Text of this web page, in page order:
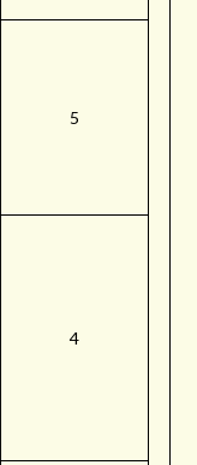
5
4